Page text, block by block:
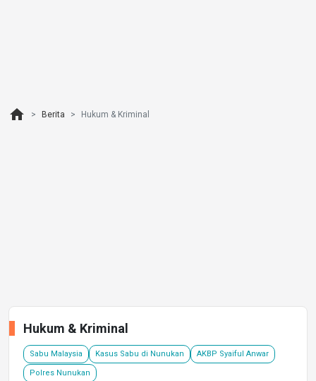
home Berita Hukum & Kriminal
Hukum & Kriminal
Sabu Malaysia Kasus Sabu di Nunukan AKBP Syaiful Anwar
Polres Nunukan